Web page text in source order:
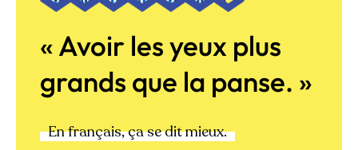
« Avoir les yeux plus
grands que la panse. »
En français, ça se dit mieux.